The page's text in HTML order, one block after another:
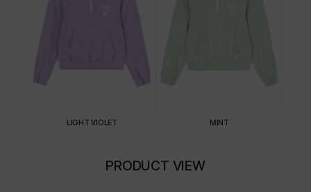
LIGHT VIOLET MINT
PRODUCT VIEW